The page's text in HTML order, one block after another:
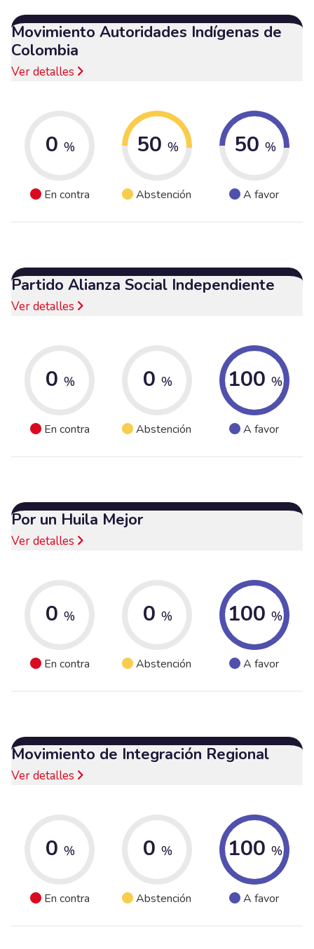
Movimiento Autoridades Indígenas de
Colombia
Ver detalles
0 %
En contra
50 %
Abstención
50 %
A favor
Partido Alianza Social Independiente
Ver detalles
0 %
En contra
0 %
Abstención
100 %
A favor
Por un Huila Mejor
Ver detalles
0 %
En contra
0 %
Abstención
100 %
A favor
Movimiento de Integración Regional
Ver detalles
0 %
En contra
0 %
Abstención
100 %
A favor